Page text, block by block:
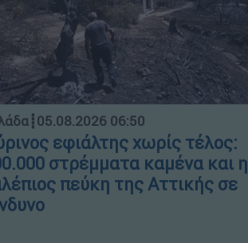
┋05.08.2026 06:50
εφιάλτης χωρίς τέλος:
στρέμματα καμένα και η
πεύκη της Αττικής σε